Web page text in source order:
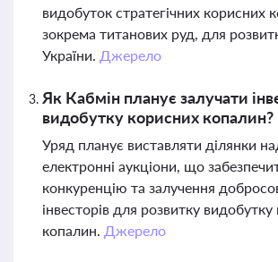
видобуток стратегічних корисних
зокрема титанових руд, для
України. Джерело
Як Кабмін планує залучати
видобутку корисних копалин?
Уряд планує виставляти ділянки
електронні аукціони, що
конкуренцію та залучення
інвесторів для розвитку
копалин. Джерело